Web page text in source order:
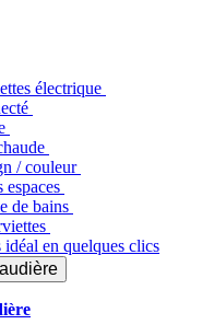
électrique
/ couleur
espaces
de bains
idéal en quelques clics